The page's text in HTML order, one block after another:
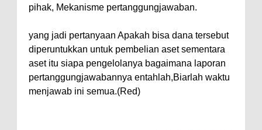
pihak, Mekanisme pertanggungjawaban.
yang jadi pertanyaan Apakah bisa dana tersebut
diperuntukkan untuk pembelian aset sementara
aset itu siapa pengelolanya bagaimana laporan
pertanggungjawabannya entahlah,Biarlah waktu
menjawab ini semua.(Red)